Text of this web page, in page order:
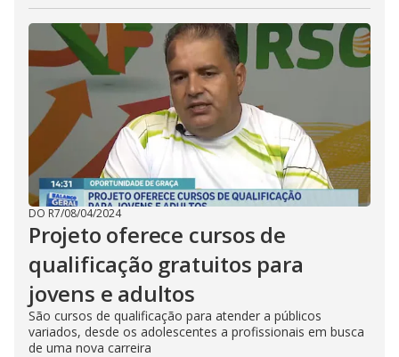
DO R7/08/04/2024
Projeto oferece cursos de
qualificação gratuitos para
jovens e adultos
São cursos de qualificação para atender a públicos
variados, desde os adolescentes a profissionais em busca
de uma nova carreira